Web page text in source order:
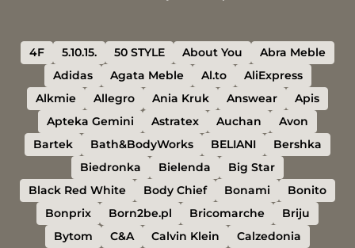
4F 5.10.15. 50 STYLE About You
Abra Meble
Adidas
Agata Meble Al.to
AliExpress
Alkmie
Allegro Ania Kruk Answear
Apis
Apteka Gemini
Astratex Auchan
Avon
Bartek
Bath&BodyWorks BELIANI
Bershka
Biedronka
Bielenda
Big Star
Black Red White
Body Chief Bonami
Bonito
Bonprix
Born2be.pl Bricomarche
Briju
Bytom
C&A Calvin Klein Calzedonia